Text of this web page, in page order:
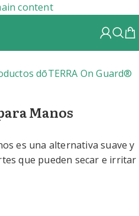
content
dōTERRA On Guard®
Manos
es una alternativa suave y
que pueden secar e irritar